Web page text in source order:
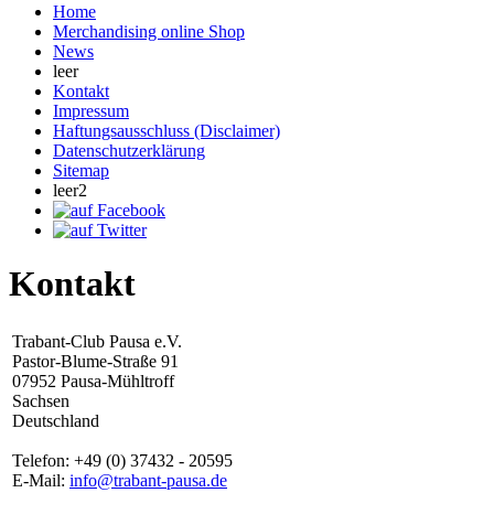
Home
Merchandising online Shop
News
leer
Kontakt
Impressum
Haftungsausschluss (Disclaimer)
Datenschutzerklärung
Sitemap
leer2
Kontakt
Trabant-Club Pausa e.V.
Pastor-Blume-Straße 91
07952 Pausa-Mühltroff
Sachsen
Deutschland
Telefon: +49 (0) 37432 - 20595
E-Mail: info@trabant-pausa.de